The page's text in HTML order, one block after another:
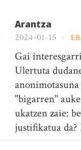
Arantza
2024-01-15
Gai
Ulertuta
"bigarren"
ukatzen zaie:
justifikatua da?